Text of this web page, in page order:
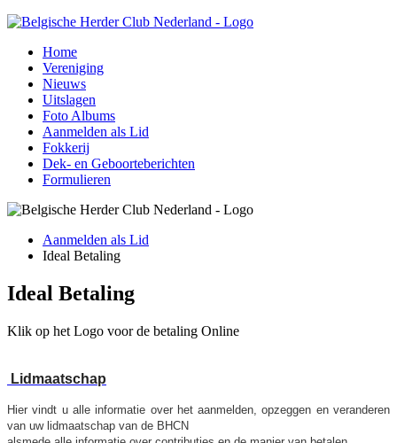
Home
Vereniging
Nieuws
Uitslagen
Foto Albums
Aanmelden als Lid
Fokkerij
Dek- en Geboorteberichten
Formulieren
Aanmelden als Lid
Ideal Betaling
Ideal Betaling
Klik op het Logo voor de betaling Online
Lidmaatschap
Hier vindt u alle informatie over het aanmelden, opzeggen en veranderen
van uw lidmaatschap van de BHCN